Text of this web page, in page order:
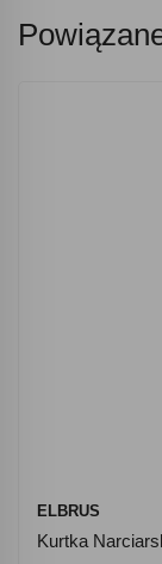
ELBRUS
Kurtka